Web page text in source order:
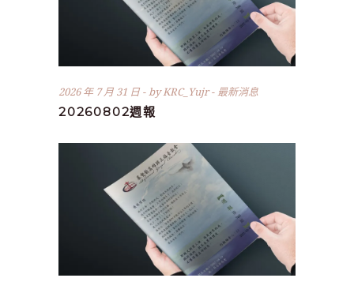
2026 年 7 月 31 日 byKRC_Yujr 最新消息
20260802週報